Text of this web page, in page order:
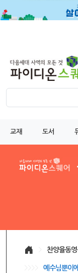
교재 도서
찬양율동
예수님뿐이